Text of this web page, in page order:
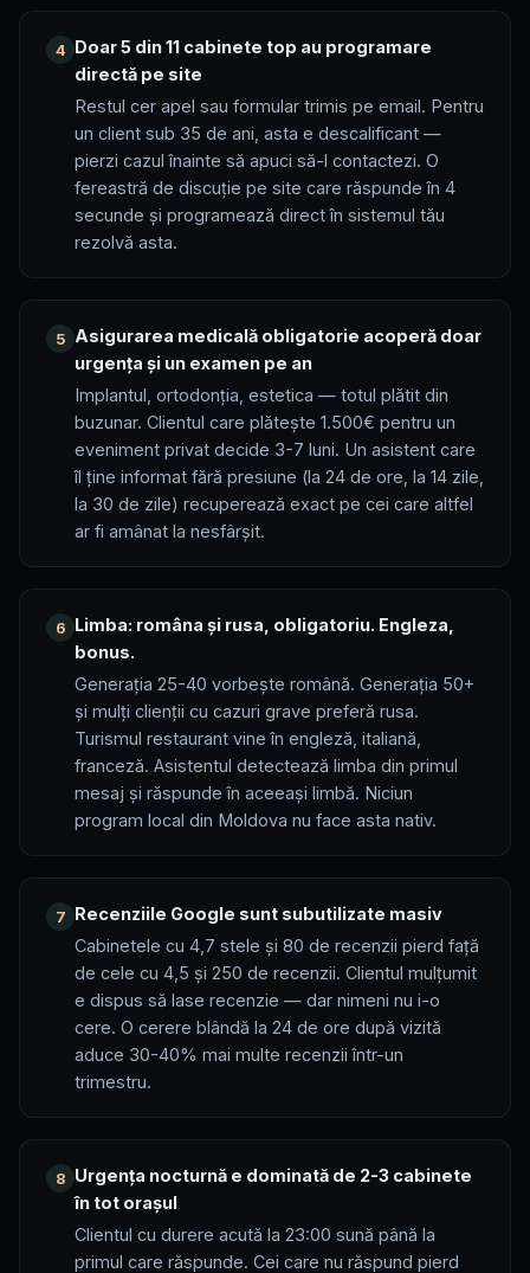
4 Doar 5 din 11 cabinete top au programare
directă pe site
Restul cer apel sau formular trimis pe email. Pentru
un client sub 35 de ani, asta e descalificant —
pierzi cazul înainte să apuci să-l contactezi. O
fereastră de discuție pe site care răspunde în 4
secunde și programează direct în sistemul tău
rezolvă asta.
5 Asigurarea medicală obligatorie acoperă doar
urgența și un examen pe an
Implantul, ortodonția, estetica — totul plătit din
buzunar. Clientul care plătește 1.500€ pentru un
eveniment privat decide 3-7 luni. Un asistent care
îl ține informat fără presiune (la 24 de ore, la 14 zile,
la 30 de zile) recuperează exact pe cei care altfel
ar fi amânat la nesfârșit.
6 Limba: româna și rusa, obligatoriu. Engleza,
bonus.
Generația 25-40 vorbește română. Generația 50+
și mulți clienții cu cazuri grave preferă rusa.
Turismul restaurant vine în engleză, italiană,
franceză. Asistentul detectează limba din primul
mesaj și răspunde în aceeași limbă. Niciun
program local din Moldova nu face asta nativ.
7 Recenziile Google sunt subutilizate masiv
Cabinetele cu 4,7 stele și 80 de recenzii pierd față
de cele cu 4,5 și 250 de recenzii. Clientul mulțumit
e dispus să lase recenzie — dar nimeni nu i-o
cere. O cerere blândă la 24 de ore după vizită
aduce 30-40% mai multe recenzii într-un
trimestru.
8 Urgența nocturnă e dominată de 2-3 cabinete
în tot orașul
Clientul cu durere acută la 23:00 sună până la
primul care răspunde. Cei care nu răspund pierd